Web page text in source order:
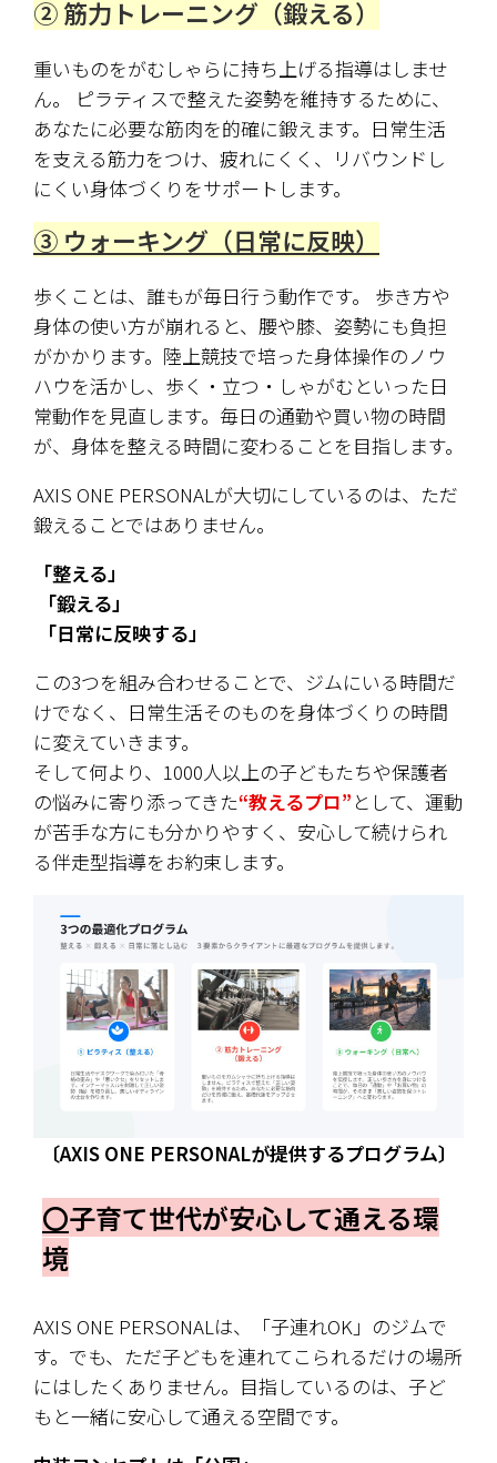
② 筋力トレーニング（鍛える）
重いものをがむしゃらに持ち上げる指導はしませ
ん。 ピラティスで整えた姿勢を維持するために、
あなたに必要な筋肉を的確に鍛えます。日常生活
を支える筋力をつけ、疲れにくく、リバウンドし
にくい身体づくりをサポートします。
③ ウォーキング（日常に反映）
歩くことは、誰もが毎日行う動作です。 歩き方や
身体の使い方が崩れると、腰や膝、姿勢にも負担
がかかります。陸上競技で培った身体操作のノウ
ハウを活かし、歩く・立つ・しゃがむといった日
常動作を見直します。毎日の通勤や買い物の時間
が、身体を整える時間に変わることを目指します。
AXIS ONE PERSONALが大切にしているのは、ただ
鍛えることではありません。
「整える」
「鍛える」
「日常に反映する」
この3つを組み合わせることで、ジムにいる時間だ
けでなく、日常生活そのものを身体づくりの時間
に変えていきます。
そして何より、1000人以上の子どもたちや保護者
の悩みに寄り添ってきた“教えるプロ” として、運動
が苦手な方にも分かりやすく、安心して続けられ
る伴走型指導をお約束します。
〔AXIS ONE PERSONALが提供するプログラム〕
〇子育て世代が安心して通える環
境
AXIS ONE PERSONALは、「子連れOK」のジムで
す。でも、ただ子どもを連れてこられるだけの場所
にはしたくありません。目指しているのは、子ど
もと一緒に安心して通える空間です。